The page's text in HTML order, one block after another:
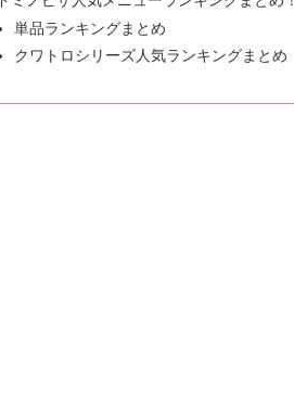
単品ランキングまとめ
クワトロシリーズ人気ランキングまとめ